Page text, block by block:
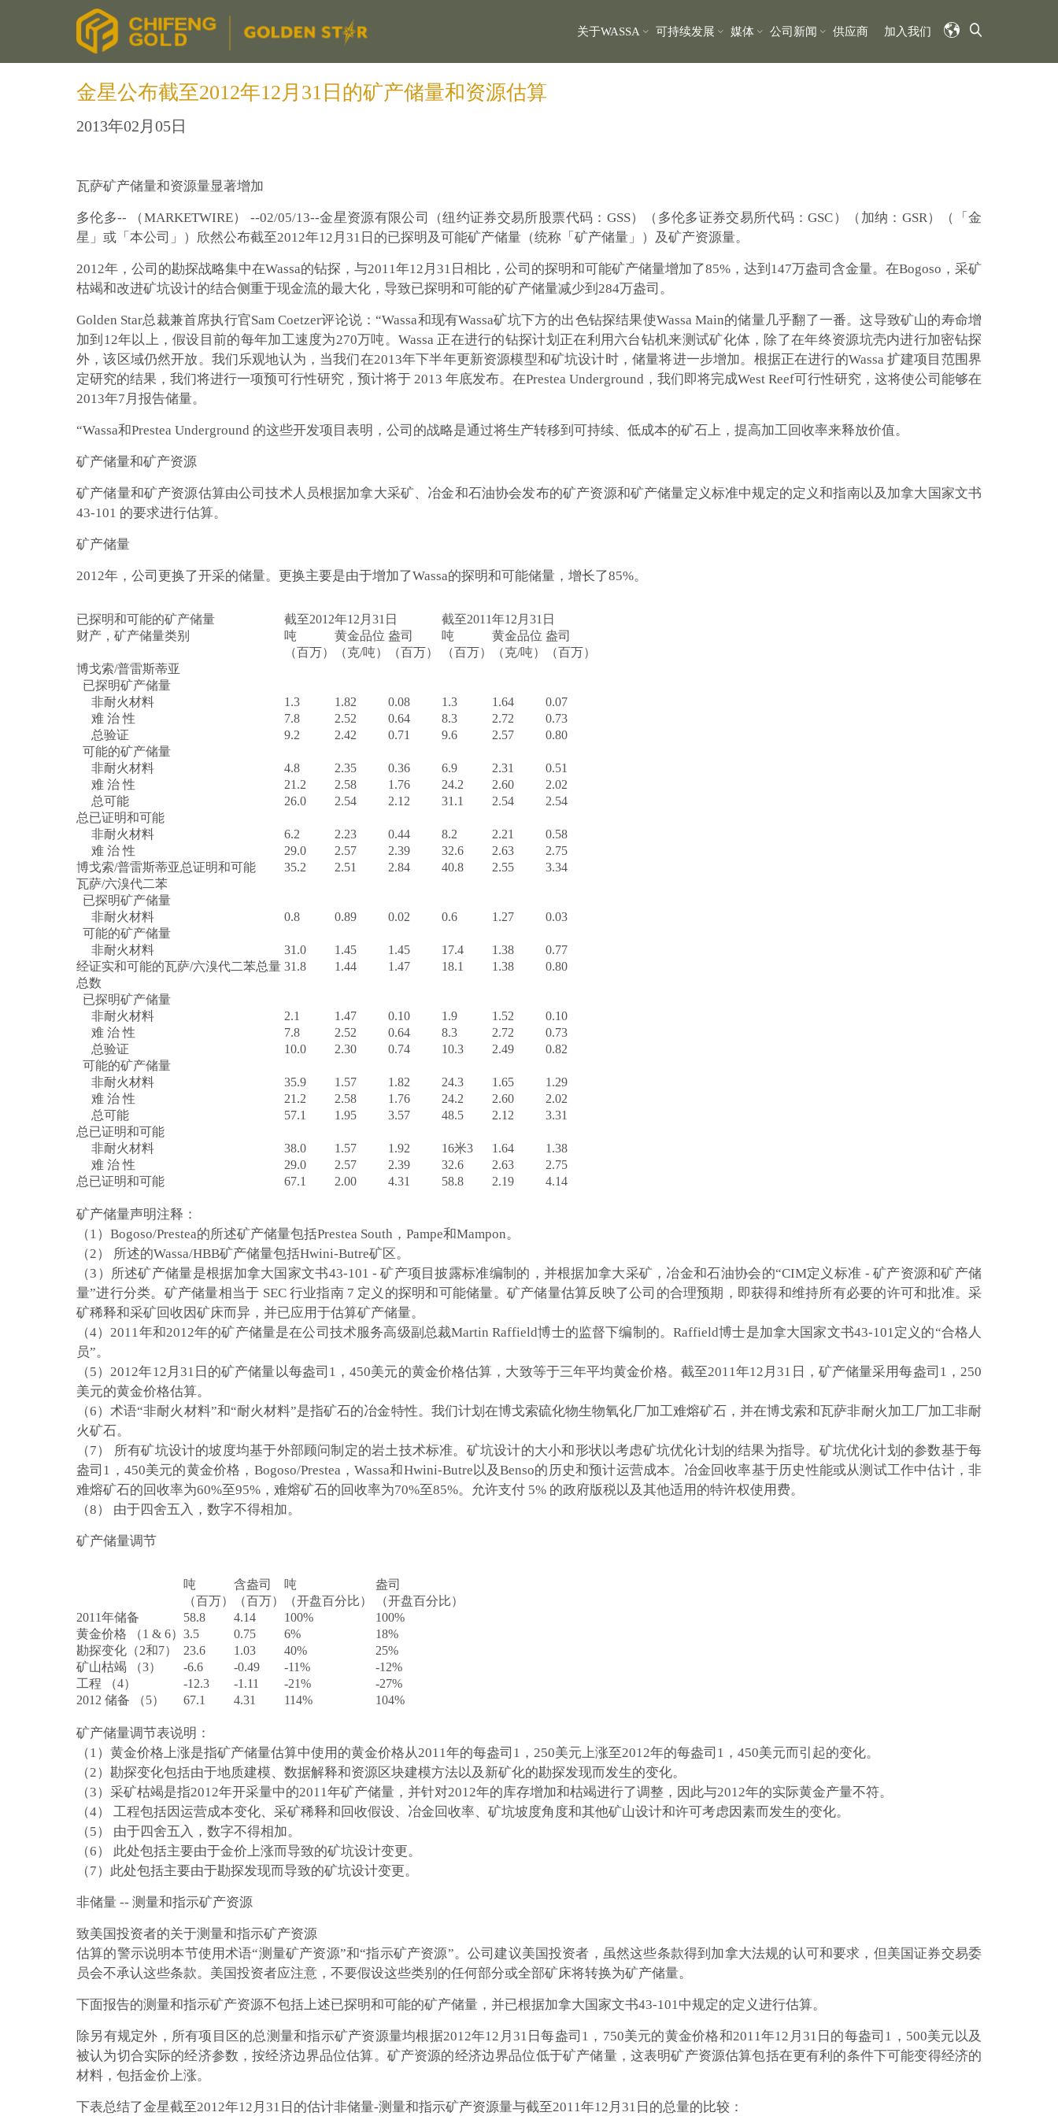
关于WASSA 可持续发展 媒体 公司新闻 供应商 加入我们
金星公布截至2012年12月31日的矿产储量和资源估算
2013年02月05日
瓦萨矿产储量和资源量显著增加
多伦多-- （MARKETWIRE） --02/05/13--金星资源有限公司（纽约证券交易所股票代码：GSS）（多伦多证券交易所代码：GSC）（加纳：GSR）（「金
星」或「本公司」）欣然公布截至2012年12月31日的已探明及可能矿产储量（统称「矿产储量」）及矿产资源量。
2012年，公司的勘探战略集中在Wassa的钻探，与2011年12月31日相比，公司的探明和可能矿产储量增加了85%，达到147万盎司含金量。在Bogoso，采矿
枯竭和改进矿坑设计的结合侧重于现金流的最大化，导致已探明和可能的矿产储量减少到284万盎司。
Golden Star总裁兼首席执行官Sam Coetzer评论说：“Wassa和现有Wassa矿坑下方的出色钻探结果使Wassa Main的储量几乎翻了一番。这导致矿山的寿命增
加到12年以上，假设目前的每年加工速度为270万吨。Wassa 正在进行的钻探计划正在利用六台钻机来测试矿化体，除了在年终资源坑壳内进行加密钻探
外，该区域仍然开放。我们乐观地认为，当我们在2013年下半年更新资源模型和矿坑设计时，储量将进一步增加。根据正在进行的Wassa 扩建项目范围界
定研究的结果，我们将进行一项预可行性研究，预计将于 2013 年底发布。在Prestea Underground，我们即将完成West Reef可行性研究，这将使公司能够在
2013年7月报告储量。
“Wassa和Prestea Underground 的这些开发项目表明，公司的战略是通过将生产转移到可持续、低成本的矿石上，提高加工回收率来释放价值。
矿产储量和矿产资源
矿产储量和矿产资源估算由公司技术人员根据加拿大采矿、冶金和石油协会发布的矿产资源和矿产储量定义标准中规定的定义和指南以及加拿大国家文书
43-101 的要求进行估算。
矿产储量
2012年，公司更换了开采的储量。更换主要是由于增加了Wassa的探明和可能储量，增长了85%。
已探明和可能的矿产储量 截至2012年12月31日
截至2011年12月31日
财产，矿产储量类别
吨
（百万）
黄金品位
（克/吨）
盎司
（百万）
吨
（百万）
黄金品位
（克/吨）
盎司
（百万）
博戈索/普雷斯蒂亚
已探明矿产储量
非耐火材料
1.3 1.82 0.08 1.3 1.64
0.07
难 治 性
7.8 2.52 0.64 8.3 2.72
0.73
总验证
9.2 2.42 0.71 9.6 2.57
0.80
可能的矿产储量
非耐火材料
4.8 2.35 0.36 6.9 2.31
0.51
难 治 性
21.2 2.58 1.76 24.2 2.60
2.02
总可能
26.0 2.54 2.12 31.1 2.54
2.54
总已证明和可能
非耐火材料
6.2 2.23 0.44 8.2 2.21
0.58
难 治 性
29.0 2.57 2.39 32.6 2.63
2.75
博戈索/普雷斯蒂亚总证明和可能
35.2 2.51 2.84 40.8 2.55
3.34
瓦萨/六溴代二苯
已探明矿产储量
非耐火材料
0.8 0.89 0.02 0.6 1.27
0.03
可能的矿产储量
非耐火材料
31.0 1.45 1.45 17.4 1.38
0.77
经证实和可能的瓦萨/六溴代二苯总量 31.8 1.44 1.47 18.1 1.38
0.80
总数
已探明矿产储量
非耐火材料
2.1 1.47 0.10 1.9 1.52
0.10
难 治 性
7.8 2.52 0.64 8.3 2.72
0.73
总验证
10.0 2.30 0.74 10.3 2.49
0.82
可能的矿产储量
非耐火材料
35.9 1.57 1.82 24.3 1.65
1.29
难 治 性
21.2 2.58 1.76 24.2 2.60
2.02
总可能
57.1 1.95 3.57 48.5 2.12
3.31
总已证明和可能
非耐火材料
38.0 1.57 1.92 16米3 1.64
1.38
难 治 性
29.0 2.57 2.39 32.6 2.63
2.75
总已证明和可能
67.1 2.00 4.31 58.8 2.19 4.14
矿产储量声明注释：
（1）Bogoso/Prestea的所述矿产储量包括Prestea South，Pampe和Mampon。
（2） 所述的Wassa/HBB矿产储量包括Hwini-Butre矿区。
（3）所述矿产储量是根据加拿大国家文书43-101 - 矿产项目披露标准编制的，并根据加拿大采矿，冶金和石油协会的“CIM定义标准 - 矿产资源和矿产储
量”进行分类。矿产储量相当于 SEC 行业指南 7 定义的探明和可能储量。矿产储量估算反映了公司的合理预期，即获得和维持所有必要的许可和批准。采
矿稀释和采矿回收因矿床而异，并已应用于估算矿产储量。
（4）2011年和2012年的矿产储量是在公司技术服务高级副总裁Martin Raffield博士的监督下编制的。Raffield博士是加拿大国家文书43-101定义的“合格人
员”。
（5）2012年12月31日的矿产储量以每盎司1，450美元的黄金价格估算，大致等于三年平均黄金价格。截至2011年12月31日，矿产储量采用每盎司1，250
美元的黄金价格估算。
（6）术语“非耐火材料”和“耐火材料”是指矿石的冶金特性。我们计划在博戈索硫化物生物氧化厂加工难熔矿石，并在博戈索和瓦萨非耐火加工厂加工非耐
火矿石。
（7） 所有矿坑设计的坡度均基于外部顾问制定的岩土技术标准。矿坑设计的大小和形状以考虑矿坑优化计划的结果为指导。矿坑优化计划的参数基于每
盎司1，450美元的黄金价格，Bogoso/Prestea，Wassa和Hwini-Butre以及Benso的历史和预计运营成本。冶金回收率基于历史性能或从测试工作中估计，非
难熔矿石的回收率为60%至95%，难熔矿石的回收率为70%至85%。允许支付 5% 的政府版税以及其他适用的特许权使用费。
（8） 由于四舍五入，数字不得相加。
矿产储量调节
吨
（百万）
含盎司
（百万）
吨
（开盘百分比）
盎司
（开盘百分比）
2011年储备
58.8 4.14 100%
100%
黄金价格 （1 & 6） 3.5 0.75 6%
18%
勘探变化（2和7）
23.6 1.03 40%
25%
矿山枯竭 （3）
-6.6 -0.49 -11%
-12%
工程 （4）
-12.3 -1.11 -21%
-27%
2012 储备 （5）
67.1 4.31 114% 104%
矿产储量调节表说明：
（1）黄金价格上涨是指矿产储量估算中使用的黄金价格从2011年的每盎司1，250美元上涨至2012年的每盎司1，450美元而引起的变化。
（2）勘探变化包括由于地质建模、数据解释和资源区块建模方法以及新矿化的勘探发现而发生的变化。
（3）采矿枯竭是指2012年开采量中的2011年矿产储量，并针对2012年的库存增加和枯竭进行了调整，因此与2012年的实际黄金产量不符。
（4） 工程包括因运营成本变化、采矿稀释和回收假设、冶金回收率、矿坑坡度角度和其他矿山设计和许可考虑因素而发生的变化。
（5） 由于四舍五入，数字不得相加。
（6） 此处包括主要由于金价上涨而导致的矿坑设计变更。
（7）此处包括主要由于勘探发现而导致的矿坑设计变更。
非储量 -- 测量和指示矿产资源
致美国投资者的关于测量和指示矿产资源
估算的警示说明本节使用术语“测量矿产资源”和“指示矿产资源”。公司建议美国投资者，虽然这些条款得到加拿大法规的认可和要求，但美国证券交易委
员会不承认这些条款。 美国投资者应注意，不要假设这些类别的任何部分或全部矿床将转换为矿产储量。
下面报告的测量和指示矿产资源不包括上述已探明和可能的矿产储量，并已根据加拿大国家文书43-101中规定的定义进行估算。
除另有规定外，所有项目区的总测量和指示矿产资源量均根据2012年12月31日每盎司1，750美元的黄金价格和2011年12月31日的每盎司1，500美元以及
被认为切合实际的经济参数，按经济边界品位估算。矿产资源的经济边界品位低于矿产储量，这表明矿产资源估算包括在更有利的条件下可能变得经济的
材料，包括金价上涨。
下表总结了金星截至2012年12月31日的估计非储量-测量和指示矿产资源量与截至2011年12月31日的总量的比较：